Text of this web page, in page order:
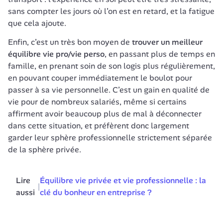
sans compter les jours où l’on est en retard, et la fatigue
que cela ajoute.
Enfin, c’est un très bon moyen de trouver un meilleur
équilibre vie pro/vie perso, en passant plus de temps en
famille, en prenant soin de son logis plus régulièrement,
en pouvant couper immédiatement le boulot pour
passer à sa vie personnelle. C’est un gain en qualité de
vie pour de nombreux salariés, même si certains
affirment avoir beaucoup plus de mal à déconnecter
dans cette situation, et préfèrent donc largement
garder leur sphère professionnelle strictement séparée
de la sphère privée.
Lire
aussi
|
Équilibre vie privée et vie professionnelle : la
clé du bonheur en entreprise ?